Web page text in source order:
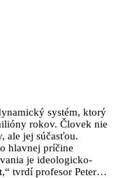
systém, ktorý
rokov. Človek nie
ale jej súčasťou.
hlavnej príčine
je ideologicko-
tvrdí profesor Peter